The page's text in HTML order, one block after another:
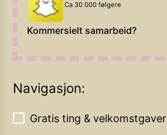
Ca 30 000 følgere
Kommersielt samarbeid?
Navigasjon:
Gratis ting & velkomstgaver